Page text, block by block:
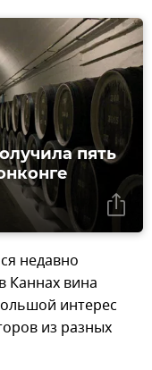
пять
недавно
Каннах вина
интерес
из разных